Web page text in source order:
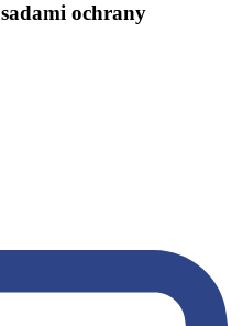
ochrany